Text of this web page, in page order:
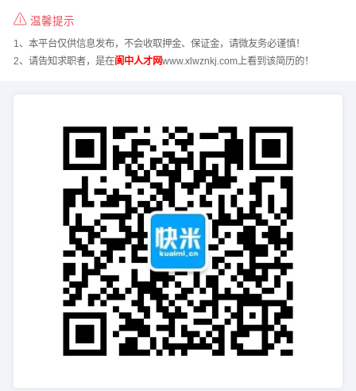
温馨提示
1、本平台仅供信息发布，不会收取押金、保证金，请微友务必谨慎！
2、请告知求职者，是在阆中人才网www.xlwznkj.com上看到该简历的！